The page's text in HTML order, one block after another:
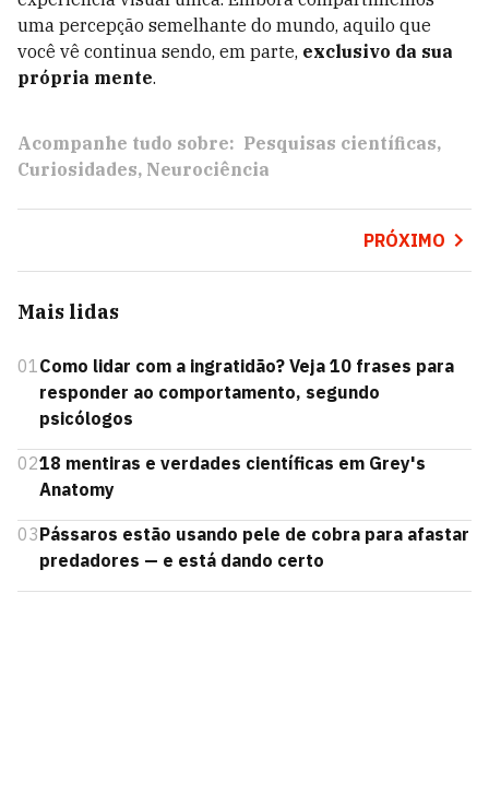
uma percepção semelhante do mundo, aquilo que
você vê continua sendo, em parte, exclusivo da sua
própria mente.
Acompanhe tudo sobre: Pesquisas científicas
Curiosidades Neurociência
PRÓXIMO
Mais lidas
01Como lidar com a ingratidão? Veja 10 frases para
responder ao comportamento, segundo
psicólogos
0218 mentiras e verdades científicas em Grey's
Anatomy
03Pássaros estão usando pele de cobra para afastar
predadores — e está dando certo